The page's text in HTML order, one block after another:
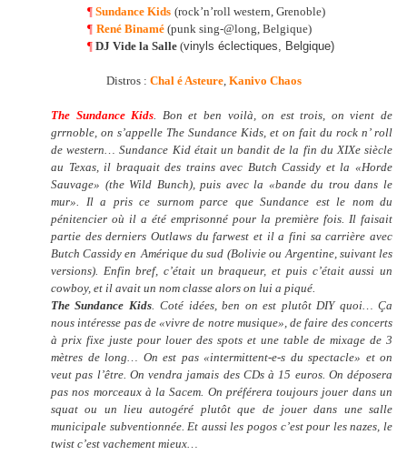
¶ Sundance Kids (rock’n’roll western, Grenoble)
¶ René Binamé (punk sing-@long, Belgique)
¶ DJ Vide la Salle (vinyls éclectiques, Belgique)
Distros : Chal é Asteure, Kanivo Chaos
The Sundance Kids. Bon et ben voilà, on est trois, on vient de
grrnoble, on s’appelle The Sundance Kids, et on fait du rock n’ roll
de western… Sundance Kid était un bandit de la fin du XIXe siècle
au Texas, il braquait des trains avec Butch Cassidy et la «Horde
Sauvage» (the Wild Bunch), puis avec la «bande du trou dans le
mur». Il a pris ce surnom parce que Sundance est le nom du
pénitencier où il a été emprisonné pour la première fois. Il faisait
partie des derniers Outlaws du farwest et il a fini sa carrière avec
Butch Cassidy en Amérique du sud (Bolivie ou Argentine, suivant les
versions). Enfin bref, c’était un braqueur, et puis c’était aussi un
cowboy, et il avait un nom classe alors on lui a piqué.
The Sundance Kids. Coté idées, ben on est plutôt DIY quoi… Ça
nous intéresse pas de «vivre de notre musique», de faire des concerts
à prix fixe juste pour louer des spots et une table de mixage de 3
mètres de long… On est pas «intermittent-e-s du spectacle» et on
veut pas l’être. On vendra jamais des CDs à 15 euros. On déposera
pas nos morceaux à la Sacem. On préférera toujours jouer dans un
squat ou un lieu autogéré plutôt que de jouer dans une salle
municipale subventionnée. Et aussi les pogos c’est pour les nazes, le
twist c’est vachement mieux…